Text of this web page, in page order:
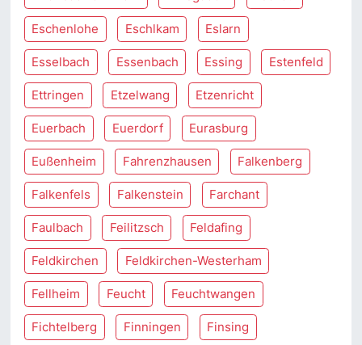
Eschenlohe Eschlkam Eslarn
Esselbach Essenbach Essing Estenfeld
Ettringen Etzelwang Etzenricht
Euerbach Euerdorf Eurasburg
Eußenheim Fahrenzhausen Falkenberg
Falkenfels Falkenstein Farchant
Faulbach Feilitzsch Feldafing
Feldkirchen Feldkirchen-Westerham
Fellheim Feucht Feuchtwangen
Fichtelberg Finningen Finsing